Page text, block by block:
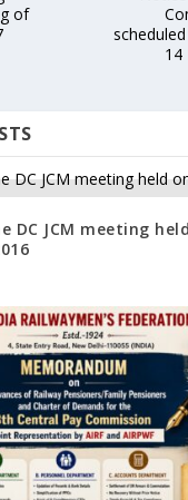
of
14
DC JCM meeting